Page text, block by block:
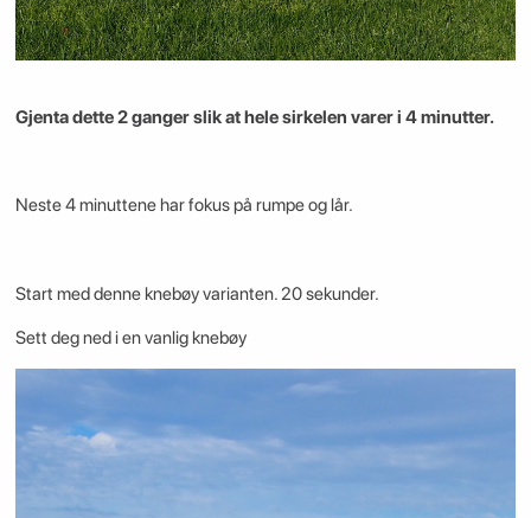
Gjenta dette 2 ganger slik at hele sirkelen varer i 4 minutter.
Neste 4 minuttene har fokus på rumpe og lår.
Start med denne knebøy varianten. 20 sekunder.
Sett deg ned i en vanlig knebøy